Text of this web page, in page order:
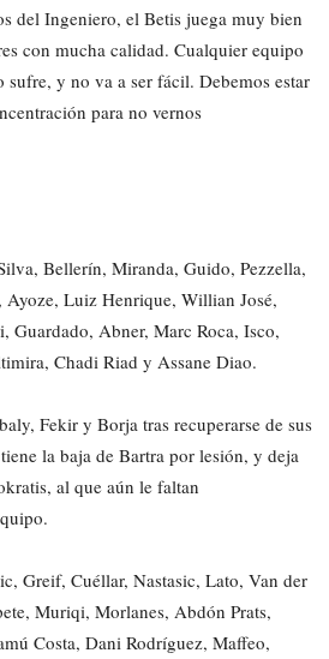
del Ingeniero, el Betis juega muy bien
con mucha calidad. Cualquier equipo
sufre, y no va a ser fácil. Debemos estar
para no vernos
Bellerín, Miranda, Guido, Pezzella,
Ayoze, Luiz Henrique, Willian José,
Guardado, Abner, Marc Roca, Isco,
Chadi Riad y Assane Diao.
Fekir y Borja tras recuperarse de sus
la baja de Bartra por lesión, y deja
al que aún le faltan
Greif, Cuéllar, Nastasic, Lato, Van der
Muriqi, Morlanes, Abdón Prats,
Costa, Dani Rodríguez, Maffeo,